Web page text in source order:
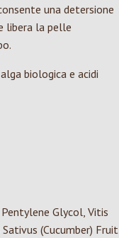
una detersione
libera la pelle
biologica e acidi
Glycol, Vitis
(Cucumber) Fruit